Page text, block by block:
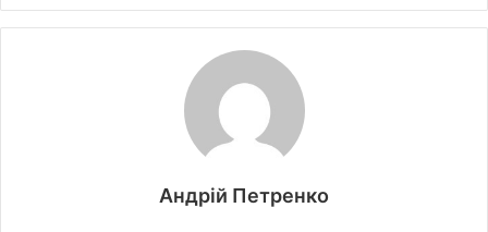
Андрій Петренко